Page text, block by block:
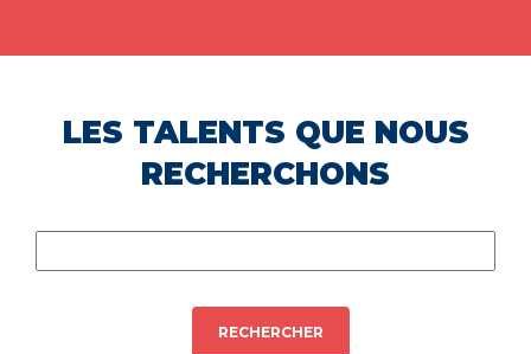
LES TALENTS QUE NOUS
RECHERCHONS
RECHERCHER